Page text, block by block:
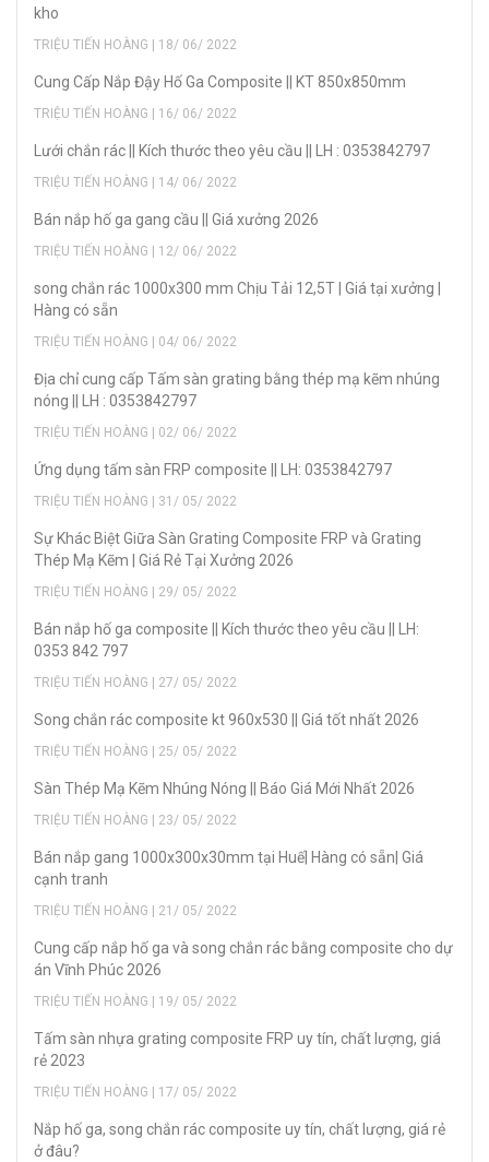
kho
TRIỆU TIẾN HOÀNG | 18/ 06/ 2022
Cung Cấp Nắp Đậy Hố Ga Composite || KT 850x850mm
TRIỆU TIẾN HOÀNG | 16/ 06/ 2022
Lưới chắn rác || Kích thước theo yêu cầu || LH : 0353842797
TRIỆU TIẾN HOÀNG | 14/ 06/ 2022
Bán nắp hố ga gang cầu || Giá xưởng 2026
TRIỆU TIẾN HOÀNG | 12/ 06/ 2022
song chắn rác 1000x300 mm Chịu Tải 12,5T | Giá tại xưởng |
Hàng có sẵn
TRIỆU TIẾN HOÀNG | 04/ 06/ 2022
Địa chỉ cung cấp Tấm sàn grating bằng thép mạ kẽm nhúng
nóng || LH : 0353842797
TRIỆU TIẾN HOÀNG | 02/ 06/ 2022
Ứng dụng tấm sàn FRP composite || LH: 0353842797
TRIỆU TIẾN HOÀNG | 31/ 05/ 2022
Sự Khác Biệt Giữa Sàn Grating Composite FRP và Grating
Thép Mạ Kẽm | Giá Rẻ Tại Xưởng 2026
TRIỆU TIẾN HOÀNG | 29/ 05/ 2022
Bán nắp hố ga composite || Kích thước theo yêu cầu || LH:
0353 842 797
TRIỆU TIẾN HOÀNG | 27/ 05/ 2022
Song chắn rác composite kt 960x530 || Giá tốt nhất 2026
TRIỆU TIẾN HOÀNG | 25/ 05/ 2022
Sàn Thép Mạ Kẽm Nhúng Nóng || Báo Giá Mới Nhất 2026
TRIỆU TIẾN HOÀNG | 23/ 05/ 2022
Bán nắp gang 1000x300x30mm tại Huế| Hàng có sẵn| Giá
cạnh tranh
TRIỆU TIẾN HOÀNG | 21/ 05/ 2022
Cung cấp nắp hố ga và song chắn rác bằng composite cho dự
án Vĩnh Phúc 2026
TRIỆU TIẾN HOÀNG | 19/ 05/ 2022
Tấm sàn nhựa grating composite FRP uy tín, chất lượng, giá
rẻ 2023
TRIỆU TIẾN HOÀNG | 17/ 05/ 2022
Nắp hố ga, song chắn rác composite uy tín, chất lượng, giá rẻ
ở đâu?